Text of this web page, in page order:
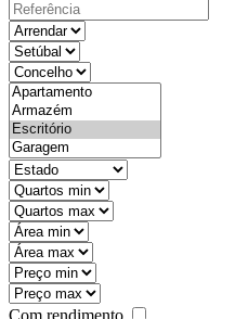
objective
districtId
countyId
types
state
mintypo
maxtypo
minarea
maxarea
minprice
maxprice
Com rendimento